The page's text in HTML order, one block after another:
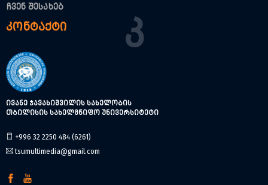
ჩვენ შესახებ
კონტაქტი Კ
ივანე ჯავახიშვილის სახელობის
თბილისის სახელმწიფო უნივერსიტეტი
+996 32 2250 484 (6261)
tsumultimedia@gmail.com